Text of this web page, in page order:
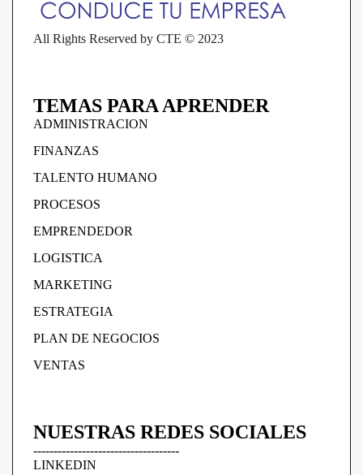
All Rights Reserved by CTE © 2023
TEMAS PARA APRENDER
ADMINISTRACION
FINANZAS
TALENTO HUMANO
PROCESOS
EMPRENDEDOR
LOGISTICA
MARKETING
ESTRATEGIA
PLAN DE NEGOCIOS
VENTAS
NUESTRAS REDES SOCIALES
------------------------------------
LINKEDIN